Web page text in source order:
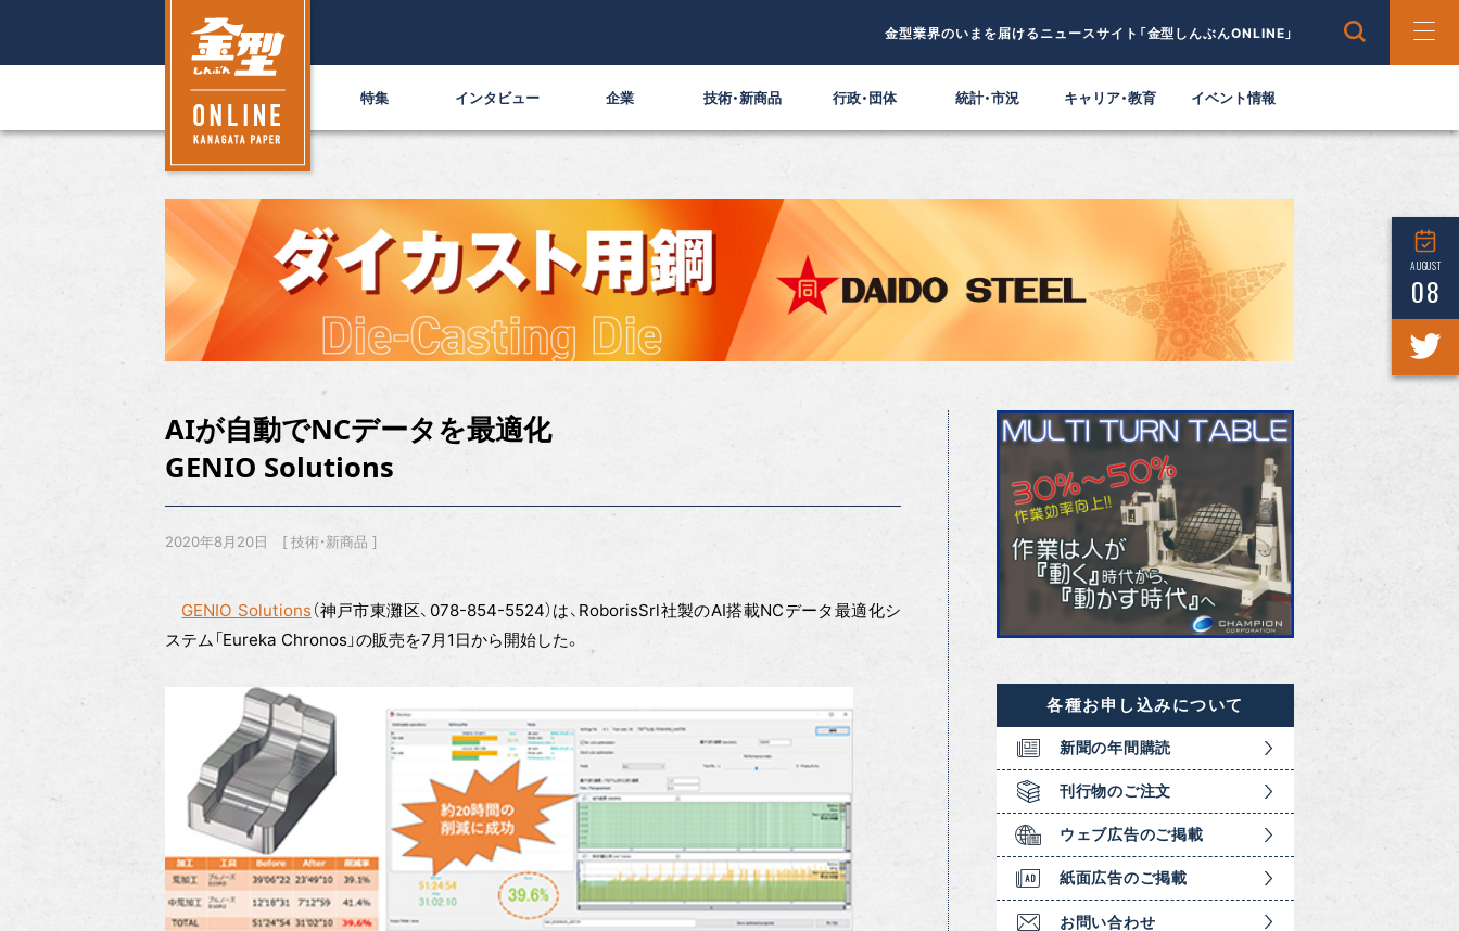
金型業界のいまを届けるニュースサイト「金型しんぶんONLINE」
特集 インタビュー 企業 技術・新商品 行政・団体 統計・市況 キャリア・教育 イベント情報
AUGUST
08
AIが自動でNCデータを最適化
GENIO Solutions
2020年8月20日 技術・新商品
GENIO Solutions （神戸市東灘区、078-854-5524）は、RoborisSrl社製のAI搭載NCデータ最適化シ
ステム「Eureka Chronos」の販売を7月1日から開始した。
各種お申し込みについて
新聞の年間購読
刊行物のご注文
ウェブ広告のご掲載
紙面広告のご掲載
お問い合わせ